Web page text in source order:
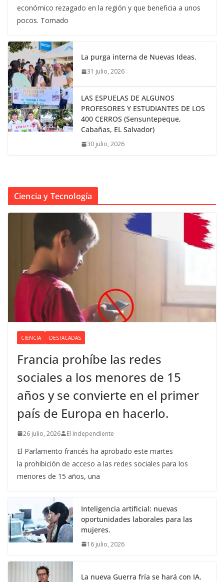
económico rezagado en la región y que beneficia a unos
pocos. Tomado
La purga interna de Nuevas Ideas.
31 julio, 2026
LAS ESPUELAS DE ALGUNOS
PROFESORES Y ESTUDIANTES DE LOS
400 CERROS (Sensuntepeque,
Cabañas, EL Salvador)
30 julio, 2026
Ciencia y Tecnología
CIENCIA DESTACADAS
Francia prohíbe las redes
sociales a los menores de 15
años y se convierte en el primer
país de Europa en hacerlo.
26 julio, 2026 El Independiente
El Parlamento francés ha aprobado este martes
la prohibición de acceso a las redes sociales para los
menores de 15 años, una
Inteligencia artificial: nuevas
oportunidades laborales para las
mujeres.
16 julio, 2026
La nueva Guerra fría se hará con IA.